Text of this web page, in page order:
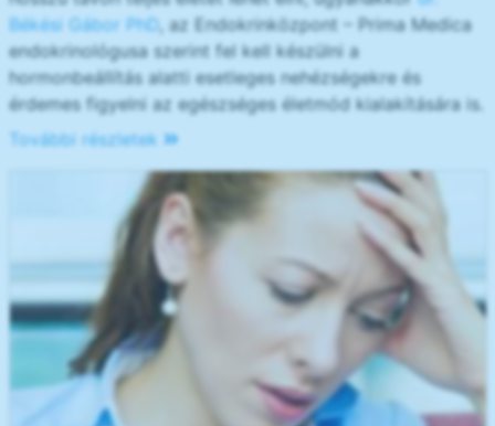
Békési Gábor PhD
, az Endokrinközpont – Prima Medica
endokrinológusa szerint fel kell készülni a
hormonbeállítás alatti esetleges nehézségekre és
érdemes figyelni az egészséges életmód kialakítására is.
További részletek